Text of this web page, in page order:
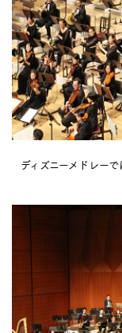
ディズニーメドレー